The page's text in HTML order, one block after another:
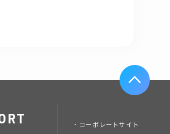
コーポレートサイト